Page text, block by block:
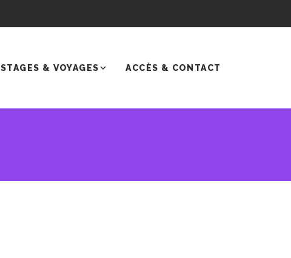
STAGES & VOYAGES ACCÈS & CONTACT